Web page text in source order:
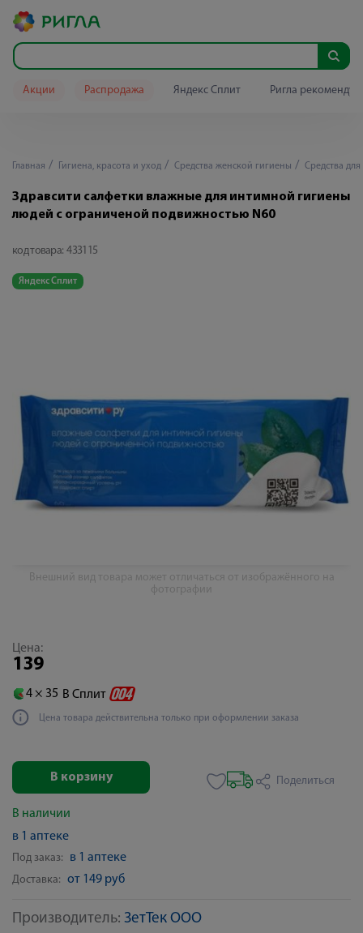
Акции Распродажа Яндекс Сплит Ригла
Главная Гигиена, красота и уход Средства женской гигиены Средства
Здравсити салфетки влажные для интимной гигиены
людей с ограниченой подвижностью N60
код товара: 433115
Яндекс Сплит
Внешний вид товара может отличаться от изображённого на
фотографии
Производитель: ЗетТек ООО
Цена:
139
4 × 35 В Сплит
Цена товара действительна только при оформлении заказа
В корзину Поделиться
В наличии
в 1 аптеке
Под заказ: в 1 аптеке
Доставка: от 149 руб